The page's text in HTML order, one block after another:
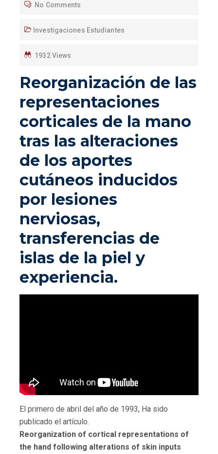
No Comments
Investigaciones Estudiantes
1932 Views
Reorganización de las
representaciones
corticales de la mano
tras las alteraciones
de los aportes
cutáneos inducidos
por lesiones
nerviosas,
transferencias de
islas de la piel y
experiencia.
El primero de abril del año de 1993, Ha sido
publicado el artículo.
Reorganization of cortical representations of
the hand following alterations of skin inputs